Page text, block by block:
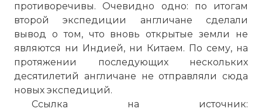
противоречивы. Очевидно одно: по итогам
второй экспедиции англичане сделали
вывод о том, что вновь открытые земли не
являются ни Индией, ни Китаем. По сему, на
протяжении последующих нескольких
десятилетий англичане не отправляли сюда
новых экспедиций.
Ссылка на источник: